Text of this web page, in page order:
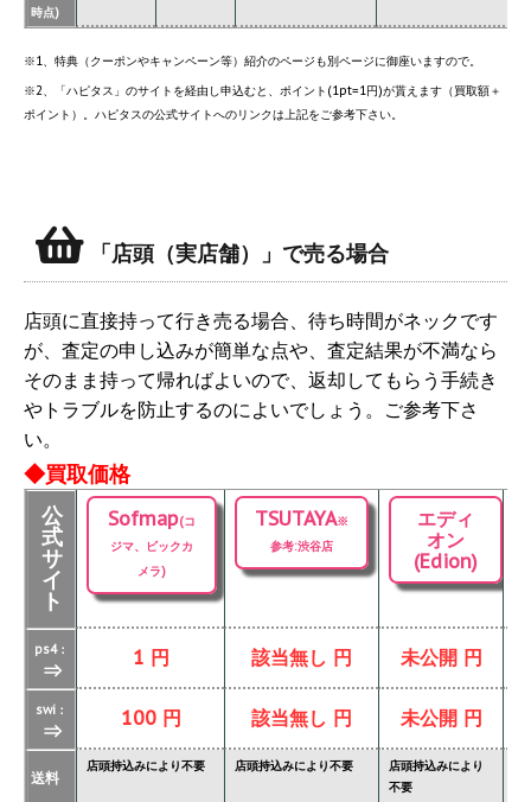
時点)
※1、特典（クーポンやキャンペーン等）紹介のページも別ページに御座いますので。
※2、「ハピタス」のサイトを経由し申込むと、ポイント(1pt=1円)が貰えます（買取額＋
ポイント）。ハピタスの公式サイトへのリンクは上記をご参考下さい。
「店頭（実店舗）」で売る場合
店頭に直接持って行き売る場合、待ち時間がネックです
が、査定の申し込みが簡単な点や、査定結果が不満なら
そのまま持って帰ればよいので、返却してもらう手続き
やトラブルを防止するのによいでしょう。ご参考下さ
い。
◆買取価格
公
式
サ
イ
ト
Sofmap(コ
ジマ、ビックカ
メラ)
TSUTAYA※
参考:渋谷店
エディ
オン
(Edion)
ps4：
⇒ 1 円 該当無し 円 未公開 円
swi：
⇒ 100 円 該当無し 円 未公開 円
送料
店頭持込みにより不要 店頭持込みにより不要
店頭持込みにより
不要